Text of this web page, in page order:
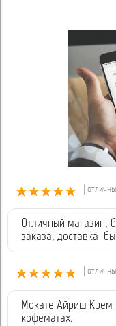
|
Отличный магазин,
заказа, доставка
|
Мокате Айриш Крем
кофематах.